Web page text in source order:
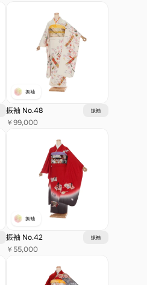
振袖
振袖 No.48 振袖
￥99,000
振袖
振袖 No.42 振袖
￥55,000